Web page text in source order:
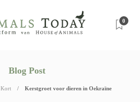
0
Blog Post
Kort Kerstgroet voor dieren in Oekraïne